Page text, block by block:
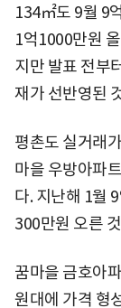
134㎡도 9월 9
1억1000만원
지만 발표 전부
재가 선반영된
평촌도 실거래
마을 우방아파
다. 지난해 1월
300만원 오른
꿈마을 금호아
원대에 가격 형